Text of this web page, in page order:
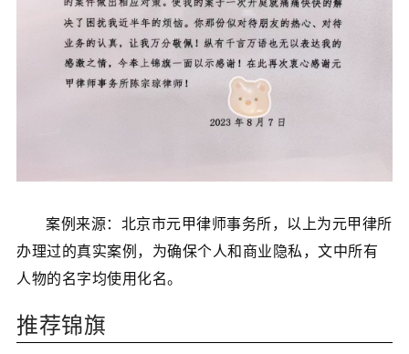
案例来源：北京市元甲律师事务所，以上为元甲律所
办理过的真实案例，为确保个人和商业隐私，文中所有
人物的名字均使用化名。
推荐锦旗